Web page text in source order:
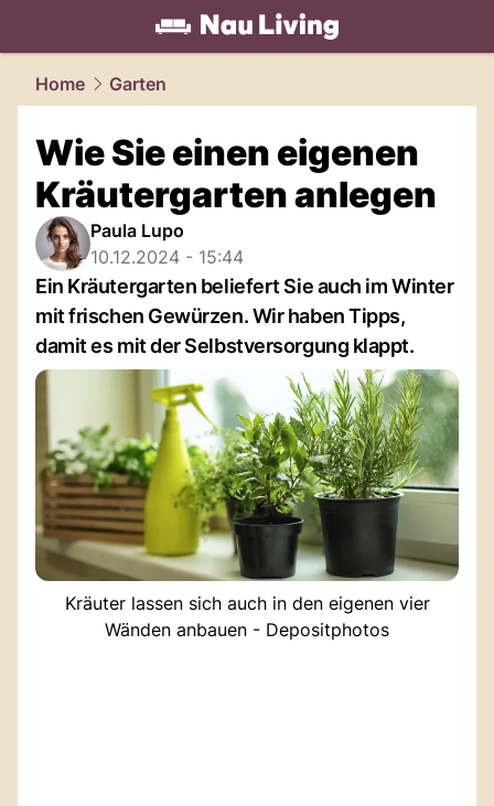
living.NAU.ch
Home Garten
Wie Sie einen eigenen
Kräutergarten anlegen
Paula Lupo
10.12.2024 - 15:44
Ein Kräutergarten beliefert Sie auch im Winter
mit frischen Gewürzen. Wir haben Tipps,
damit es mit der Selbstversorgung klappt.
Kräuter lassen sich auch in den eigenen vier
Wänden anbauen - Depositphotos